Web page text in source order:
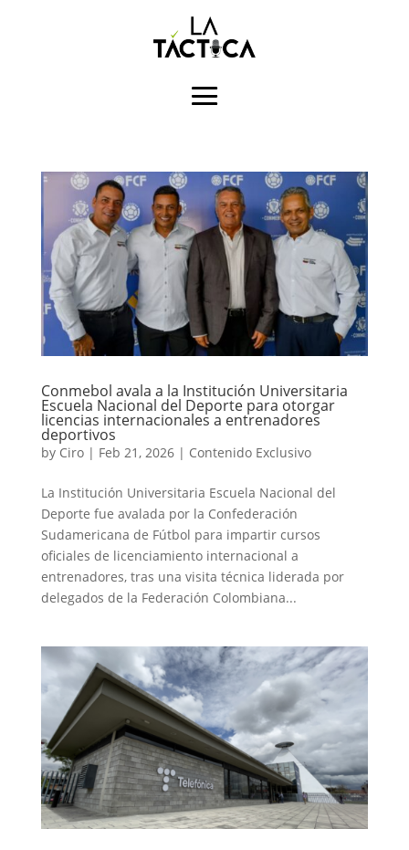
Conmebol avala a la Institución Universitaria
Escuela Nacional del Deporte para otorgar
licencias internacionales a entrenadores
deportivos
by Ciro| Feb 21, 2026| Contenido Exclusivo
La Institución Universitaria Escuela Nacional del
Deporte fue avalada por la Confederación
Sudamericana de Fútbol para impartir cursos
oficiales de licenciamiento internacional a
entrenadores, tras una visita técnica liderada por
delegados de la Federación Colombiana...